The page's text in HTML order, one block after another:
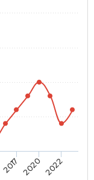
2017 2020 2022